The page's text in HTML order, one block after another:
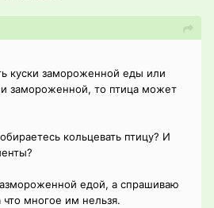
куски замороженной еды или
замороженной, то птица может
кольцевать птицу? И
едой, а спрашиваю
что многое им нельзя.